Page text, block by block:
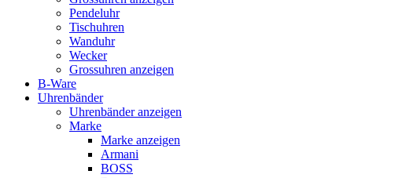
Pendeluhr
Tischuhren
Wanduhr
Wecker
Grossuhren anzeigen
B-Ware
Uhrenbänder
Uhrenbänder anzeigen
Marke
Marke anzeigen
Armani
BOSS